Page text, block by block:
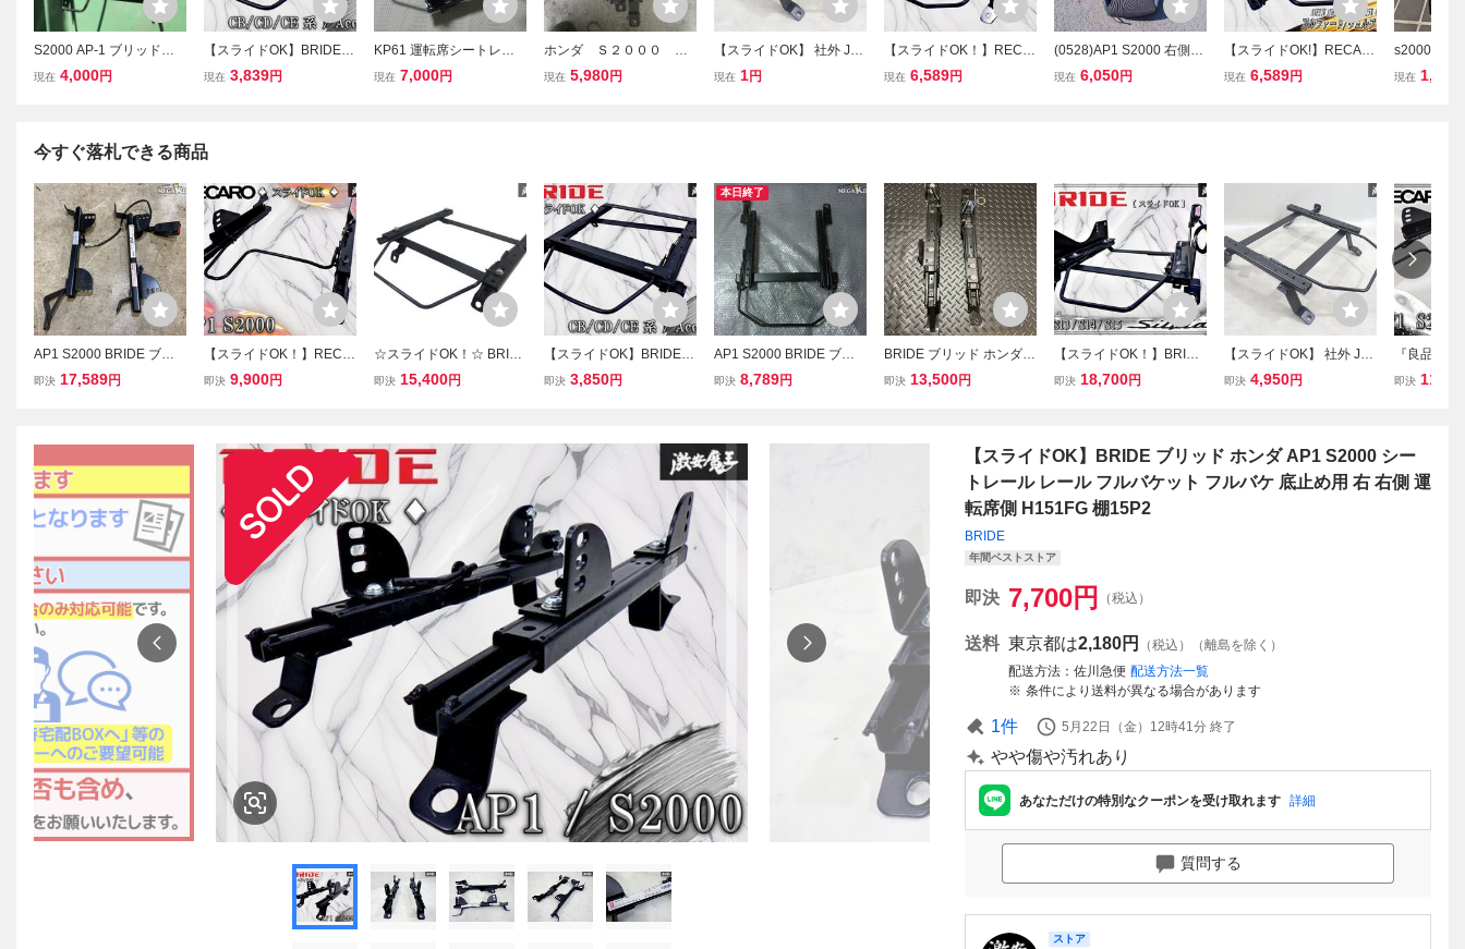
S2000 AP-1 ブリッドフ
ルバケ シートレール BRI
現在 4,000円
【スライドOK】BRIDE
ブリッド CB/CD/CE アコ
H101SO 棚15G
現在 3,839円
KP61 運転席シートレー
ル ブリッドBRIDE フル
現在 7,000円
ホンダ Ｓ２０００ Ａ
Ｐ１ ブリッド純正 サ
現在 5,980円
【スライドOK】 社外 JG
C11 プログレ 底止め シー
現在 1円
【スライドOK！】RECA
RO レカロ スバル VM レ
現在 6,589円
(0528)AP1 S2000 右側シ
ート 運転席
現在 6,050円
【スライドOK!】RECAR
O レカロ ANH20W ANH2
現在 6,589円
s2000 フ
レール ブ
現在 1,000
今すぐ落札できる商品
AP1 S2000 BRIDE ブリ
ッド フルバケ フルバケッ
即決 17,589円
【スライドOK！】RECA
RO レカロ HONDA ホン
転席側 即納 棚15P2
即決 9,900円
☆スライドOK！☆ BRID
E ブリッド PP1 ビート シ
即決 15,400円
【スライドOK】BRIDE
ブリッド CB/CD/CE アコ
H101SO 棚15G
即決 3,850円
本日終了
AP1 S2000 BRIDE ブリ
ッド シートレール 底止め
即決 8,789円
BRIDE ブリッド ホンダ A
P1 S2000用 シートレー
即決 13,500円
【スライドOK！】BRIDE
ブリッド 日産 S13 S14 S
席側 N301LF
即決 18,700円
【スライドOK】 社外 JG
C11 プログレ 底止め シー
即決 4,950円
『良品 / ス
RECARO
即納f可能
即決
【スライドOK】BRIDE ブリッド ホンダ AP1 S2000 シー
トレール レール フルバケット フルバケ 底止め用 右 右側 運
転席側 H151FG 棚15P2
BRIDE
年間ベストストア
即決 7,700円 （税込）
送料 東京都は2,180円
（税込）（離島を除く）
配送方法
佐川急便 配送方法一覧
条件により送料が異なる場合があります
1件 5月22日（金）12時41分 終了
やや傷や汚れあり
あなただけの特別なクーポンを受け取れます 詳細
質問する
ストア